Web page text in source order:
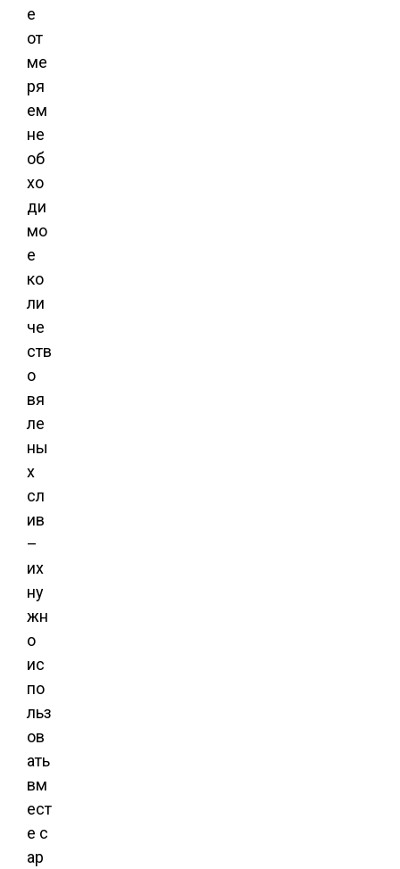
е
от
ме
ря
ем
не
об
хо
ди
мо
е
ко
ли
че
ств
о
вя
ле
ны
х
сл
ив
–
их
ну
жн
о
ис
по
льз
ов
ать
вм
ест
е с
ар